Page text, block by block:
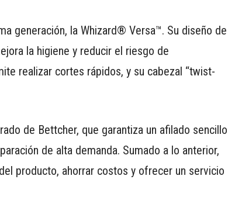
generación, la Whizard® Versa™. Su diseño de
la higiene y reducir el riesgo de
realizar cortes rápidos, y su cabezal “twist-
de Bettcher, que garantiza un afilado sencillo
de alta demanda. Sumado a lo anterior,
producto, ahorrar costos y ofrecer un servicio